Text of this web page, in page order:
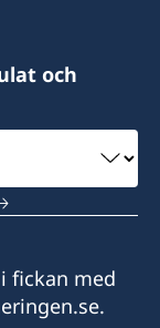
och
fickan med